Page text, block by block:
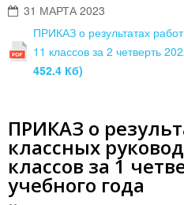
31 МАРТА 2023
ПРИКАЗ о результатах
11 классов за 2 четверть
452.4 Кб)
ПРИКАЗ о
классных
классов за 1
учебного года